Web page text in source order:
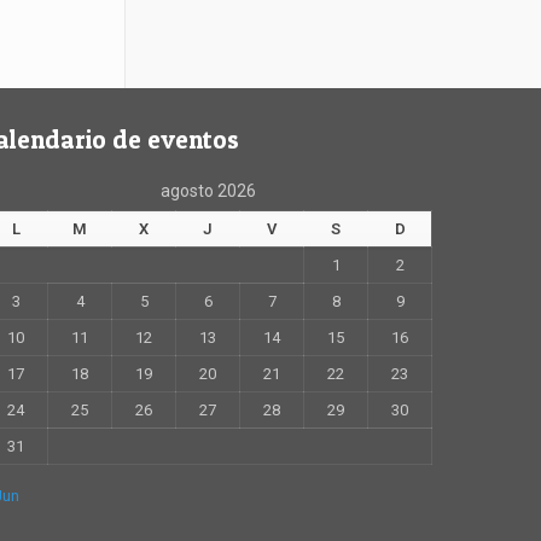
de eventos
agosto 2026
L M X J V S
D
1
2
3
4 5 6 7 8
9
10
11 12 13 14 15
16
17
18 19 20 21 22
23
24
25 26 27 28 29
30
31